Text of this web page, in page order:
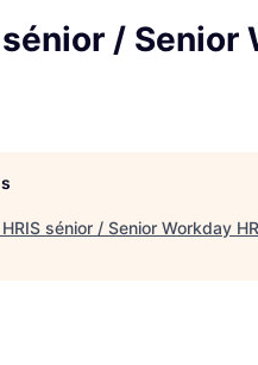
/ Senior
sénior / Senior Workday